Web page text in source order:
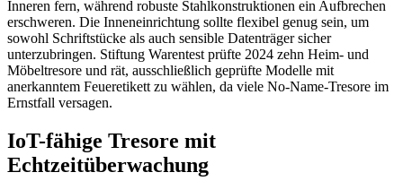
Inneren fern, während robuste Stahlkonstruktionen ein Aufbrechen
erschweren. Die Inneneinrichtung sollte flexibel genug sein, um
sowohl Schriftstücke als auch sensible Datenträger sicher
unterzubringen. Stiftung Warentest prüfte 2024 zehn Heim- und
Möbeltresore und rät, ausschließlich geprüfte Modelle mit
anerkanntem Feueretikett zu wählen, da viele No-Name-Tresore im
Ernstfall versagen.
IoT-fähige Tresore mit
Echtzeitüberwachung